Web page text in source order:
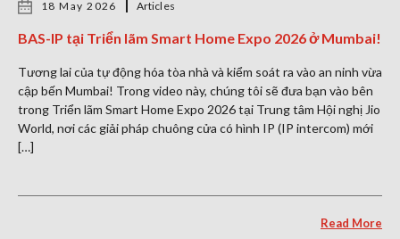
18 May 2026 Articles
BAS-IP tại Triển lãm Smart Home Expo 2026 ở Mumbai!
Tương lai của tự động hóa tòa nhà và kiểm soát ra vào an ninh vừa
cập bến Mumbai! Trong video này, chúng tôi sẽ đưa bạn vào bên
trong Triển lãm Smart Home Expo 2026 tại Trung tâm Hội nghị Jio
World, nơi các giải pháp chuông cửa có hình IP (IP intercom) mới
[…]
Read More